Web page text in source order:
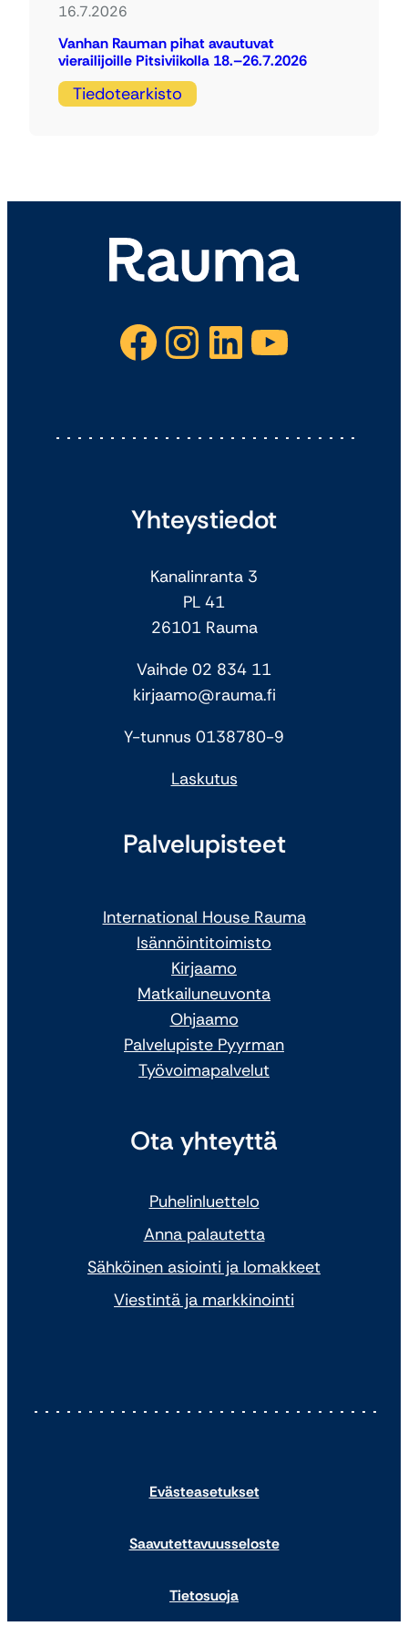
16.7.2026
Vanhan Rauman pihat avautuvat
vierailijoille Pitsiviikolla 18.–26.7.2026
Tiedotearkisto
Facebook Instagram LinkedIn YouTube
Yhteystiedot
Kanalinranta 3
PL 41
26101 Rauma
Vaihde 02 834 11
kirjaamo@rauma.fi
Y-tunnus 0138780-9
Laskutus
Palvelupisteet
International House Rauma
Isännöintitoimisto
Kirjaamo
Matkailuneuvonta
Ohjaamo
Palvelupiste Pyyrman
Työvoimapalvelut
Ota yhteyttä
Puhelinluettelo
Anna palautetta
Sähköinen asiointi ja lomakkeet
Viestintä ja markkinointi
Evästeasetukset
Saavutettavuusseloste
Tietosuoja